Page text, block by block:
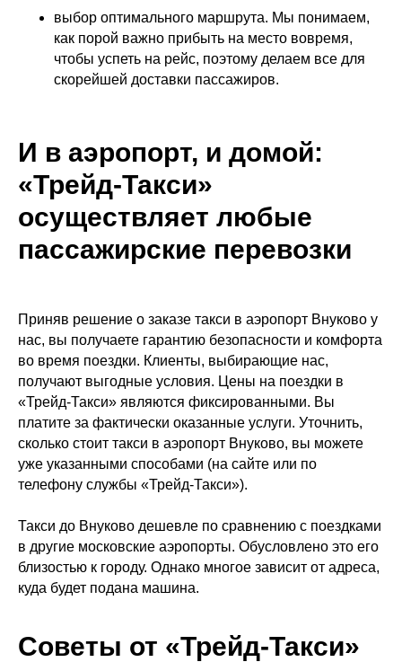
выбор оптимального маршрута. Мы понимаем,
как порой важно прибыть на место вовремя,
чтобы успеть на рейс, поэтому делаем все для
скорейшей доставки пассажиров.
И в аэропорт, и домой:
«Трейд-Такси»
осуществляет любые
пассажирские перевозки
Приняв решение о заказе такси в аэропорт Внуково у
нас, вы получаете гарантию безопасности и комфорта
во время поездки. Клиенты, выбирающие нас,
получают выгодные условия. Цены на поездки в
«Трейд-Такси» являются фиксированными. Вы
платите за фактически оказанные услуги. Уточнить,
сколько стоит такси в аэропорт Внуково, вы можете
уже указанными способами (на сайте или по
телефону службы «Трейд-Такси»).
Такси до Внуково дешевле по сравнению с поездками
в другие московские аэропорты. Обусловлено это его
близостью к городу. Однако многое зависит от адреса,
куда будет подана машина.
Советы от «Трейд-Такси»